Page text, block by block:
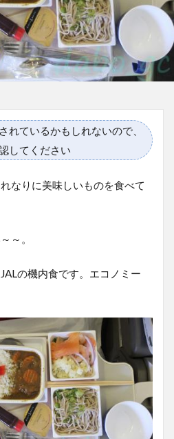
れているかもしれないので、
してください
なりに美味しいものを食べて
～。
の機内食です。エコノミー